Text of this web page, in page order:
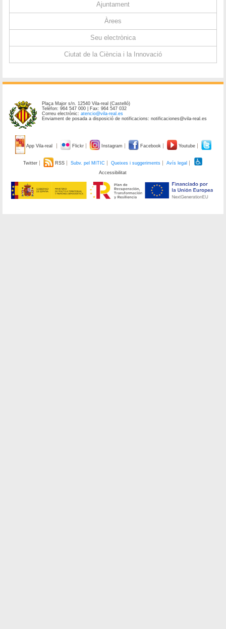
Ajuntament
Àrees
Seu electrònica
Ciutat de la Ciència i la Innovació
Plaça Major s/n. 12540 Vila-real (Castelló)
Telèfon: 964 547 000 | Fax: 964 547 032
Correu electrònic:atencio@vila-real.es
Enviament de posada a disposició de notificacions: notificaciones@vila-real.es
App Vila-real Flickr Instagram Facebook Youtube
Twitter RSS Subv. pel MITIC Queixes i suggeriments
Avís legal
Accessibilitat